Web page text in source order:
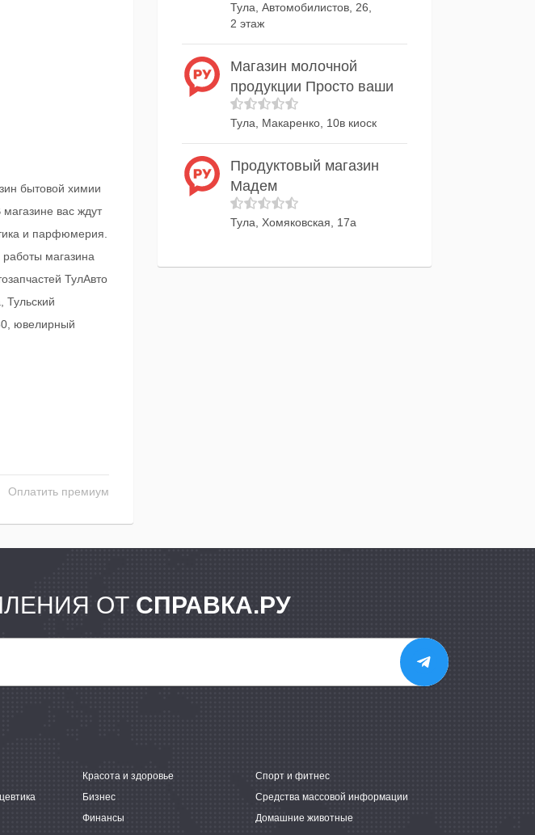
бытовой химии
вас ждут
и парфюмерия.
магазина
ТулАвто
Тульский
ювелирный
Оплатить премиум
Тула, Автомобилистов, 26,
2 этаж
Магазин молочной
продукции Просто ваши
Тула, Макаренко, 10в киоск
Продуктовый магазин
Мадем
Тула, Хомяковская, 17а
ОТ СПРАВКА.РУ
Красота и здоровье
Спорт и фитнес
Бизнес
Средства массовой информации
Финансы
Домашние животные